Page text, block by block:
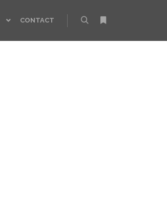
CONTACT